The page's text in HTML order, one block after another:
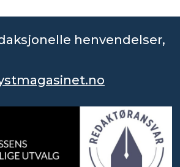
henvendelser,